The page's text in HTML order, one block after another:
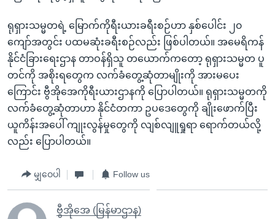
ရုရှားသမ္မတရဲ့ မြောက်ကိုရီးယားခရီးစဉ်ဟာ နှစ်ပေါင်း ၂၀
ကျော်အတွင်း ပထမဆုံးခရီးစဉ်လည်း ဖြစ်ပါတယ်။ အမေရိကန်
နိုင်ငံခြားရေးဌာန တာဝန်ရှိသူ တယောက်ကတော့ ရုရှားသမ္မတ ပူ
တင်ကို အစိုးရတွေက လက်ခံတွေ့ဆုံတာမျိုးကို အားမပေး
ကြောင်း ဗွီအိုအေကိုရီးယားဌာနကို ပြောပါတယ်။ ရုရှားသမ္မတကို
လက်ခံတွေ့ဆုံတာဟာ နိုင်ငံတကာ ဥပဒေတွေကို ချိုးဖောက်ပြီး
ယူကိန်းအပေါ် ကျုးလွန်မှုတွေကို လျစ်လျူရှုရာ ရောက်တယ်လို့
လည်း ပြောပါတယ်။
မျှဝေပါ Follow us
ဗွီအိုအေ (မြန်မာဌာန)